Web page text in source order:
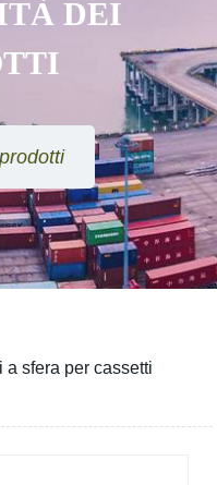
DEI
sfera per cassetti